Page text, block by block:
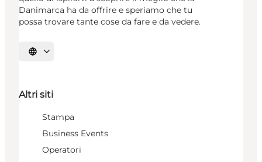
Danimarca ha da offrire e speriamo che tu
possa trovare tante cose da fare e da vedere.
Seleziona la lingua
Altri siti
Stampa
Business Events
Operatori